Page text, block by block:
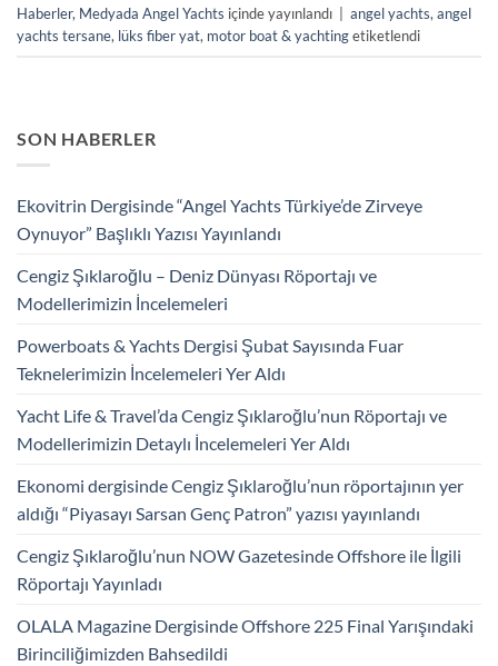
Haberler, Medyada Angel Yachts içinde yayınlandı angel yachts, angel
yachts tersane, lüks fiber yat, motor boat & yachtingetiketlendi
SON HABERLER
Ekovitrin Dergisinde “Angel Yachts Türkiye’de Zirveye
Oynuyor” Başlıklı Yazısı Yayınlandı
Cengiz Şıklaroğlu – Deniz Dünyası Röportajı ve
Modellerimizin İncelemeleri
Powerboats & Yachts Dergisi Şubat Sayısında Fuar
Teknelerimizin İncelemeleri Yer Aldı
Yacht Life & Travel’da Cengiz Şıklaroğlu’nun Röportajı ve
Modellerimizin Detaylı İncelemeleri Yer Aldı
Ekonomi dergisinde Cengiz Şıklaroğlu’nun röportajının yer
aldığı “Piyasayı Sarsan Genç Patron” yazısı yayınlandı
Cengiz Şıklaroğlu’nun NOW Gazetesinde Offshore ile İlgili
Röportajı Yayınladı
OLALA Magazine Dergisinde Offshore 225 Final Yarışındaki
Birinciliğimizden Bahsedildi